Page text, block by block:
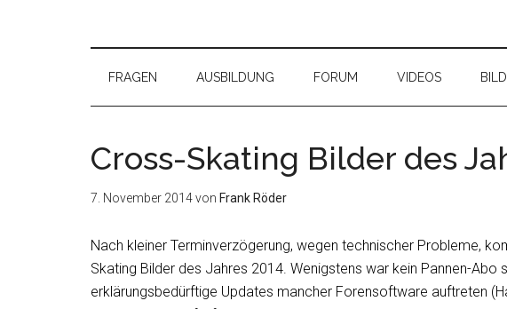
FRAGEN AUSBILDUNG FORUM VIDEOS
Cross-Skating Bilder des
7. November 2014von Frank Röder
Nach kleiner Terminverzögerung, wegen technischer Probleme,
Skating Bilder des Jahres 2014. Wenigstens war kein Pannen-Abo
erklärungsbedürftige Updates mancher Forensoftware auftreten